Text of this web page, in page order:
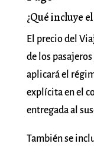
¿Qué incluye
El precio del
de los
aplicará el
explícita en el
entregada al
También se